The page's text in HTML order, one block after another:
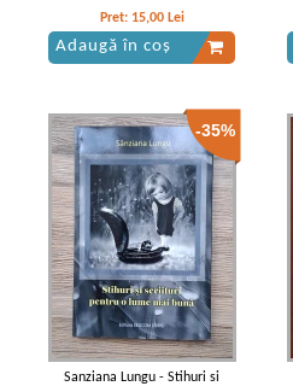
Pret: 15,00 Lei
Adaugă în coș
-35%
Sanziana Lungu - Stihuri si